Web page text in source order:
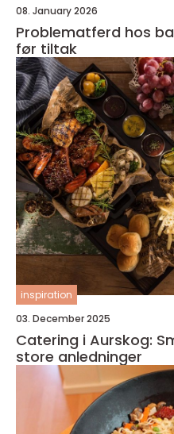
08. January 2026
Problematferd hos barn og
før tiltak
inspiration
03. December 2025
Catering i Aurskog:
store anledninger